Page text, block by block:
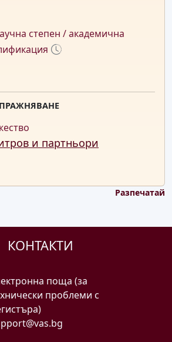
степен / академична
и партньори
Разпечатай
КОНТАКТИ
поща (за
проблеми с